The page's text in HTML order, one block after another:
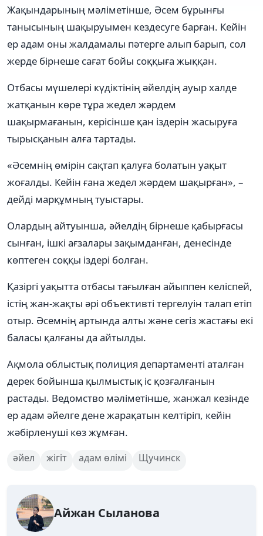
Жақындарының мәліметінше, Әсем бұрынғы
танысының шақыруымен кездесуге барған. Кейін
ер адам оны жалдамалы пәтерге алып барып, сол
жерде бірнеше сағат бойы соққыға жыққан.
Отбасы мүшелері күдіктінің әйелдің ауыр халде
жатқанын көре тұра жедел жәрдем
шақырмағанын, керісінше қан іздерін жасыруға
тырысқанын алға тартады.
«Әсемнің өмірін сақтап қалуға болатын уақыт
жоғалды. Кейін ғана жедел жәрдем шақырған», –
дейді марқұмның туыстары.
Олардың айтуынша, әйелдің бірнеше қабырғасы
сынған, ішкі ағзалары зақымданған, денесінде
көптеген соққы іздері болған.
Қазіргі уақытта отбасы тағылған айыппен келіспей,
істің жан-жақты әрі объективті тергелуін талап етіп
отыр. Әсемнің артында алты және сегіз жастағы екі
баласы қалғаны да айтылды.
Ақмола облыстық полиция департаменті аталған
дерек бойынша қылмыстық іс қозғалғанын
растады. Ведомство мәліметінше, жанжал кезінде
ер адам әйелге дене жарақатын келтіріп, кейін
жәбірленуші көз жұмған.
әйел жігіт адам өлімі Щучинск
Айжан Сыланова